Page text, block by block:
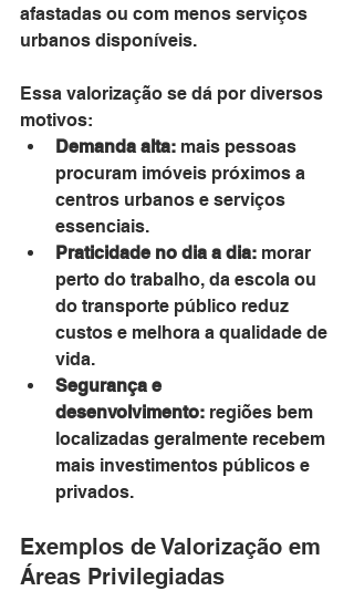
afastadas ou com menos serviços
urbanos disponíveis.
Essa valorização se dá por diversos
motivos:
Demanda alta: mais pessoas
procuram imóveis próximos a
centros urbanos e serviços
essenciais.
Praticidade no dia a dia: morar
perto do trabalho, da escola ou
do transporte público reduz
custos e melhora a qualidade de
vida.
Segurança e
desenvolvimento: regiões bem
localizadas geralmente recebem
mais investimentos públicos e
privados.
Exemplos de Valorização em
Áreas Privilegiadas